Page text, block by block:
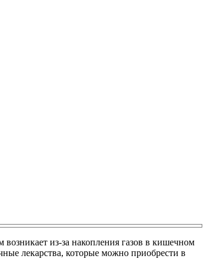
из-за накопления газов в кишечном
лекарства, которые можно приобрести в